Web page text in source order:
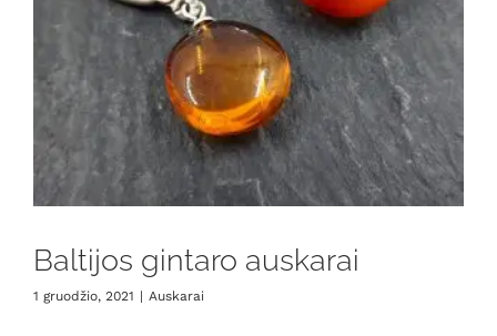
Baltijos gintaro auskarai
1 gruodžio, 2021 | Auskarai